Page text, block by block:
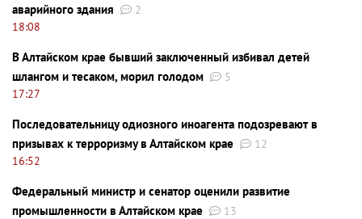
аварийного здания
2
18:08
В Алтайском крае бывший заключенный избивал детей
шлангом и тесаком, морил голодом
5
17:27
Последовательницу одиозного иноагента подозревают в
призывах к терроризму в Алтайском крае
12
16:52
Федеральный министр и сенатор оценили развитие
промышленности в Алтайском крае
13